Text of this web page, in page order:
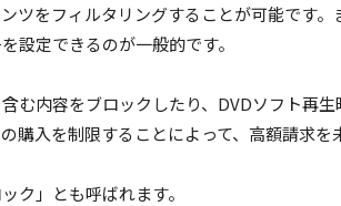
ツをフィルタリングすることが可能です
設定できるのが一般的です。
む内容をブロックしたり、DVDソフト再
購入を制限することによって、高額請求を
ク」とも呼ばれます。